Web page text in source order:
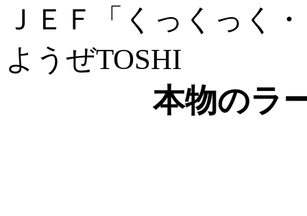
ＪＥＦ「くっくっく
ようぜTOSHI
本物のラ